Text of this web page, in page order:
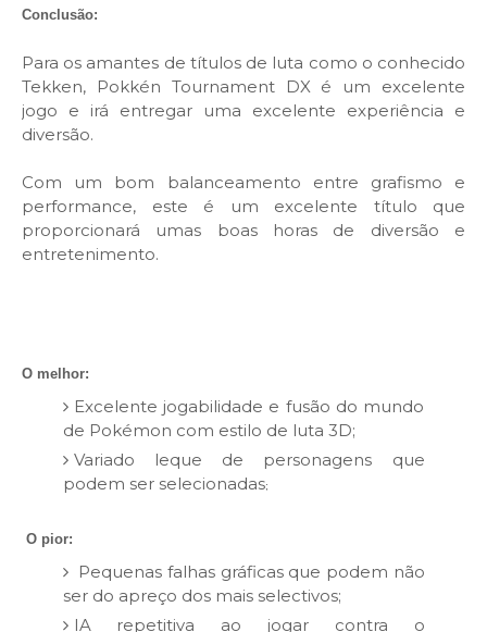
Conclusão:
Para os amantes de títulos de luta como o conhecido
Tekken, Pokkén Tournament DX é um excelente
jogo e irá entregar uma excelente experiência e
diversão.
Com um bom balanceamento entre grafismo e
performance, este é um excelente título que
proporcionará umas boas horas de diversão e
entretenimento.
O melhor:
Excelente jogabilidade e fusão do mundo
de Pokémon com estilo de luta 3D;
Variado leque de personagens que
podem ser selecionadas;
O pior:
Pequenas falhas gráficas que podem não
ser do apreço dos mais selectivos;
IA repetitiva ao jogar contra o